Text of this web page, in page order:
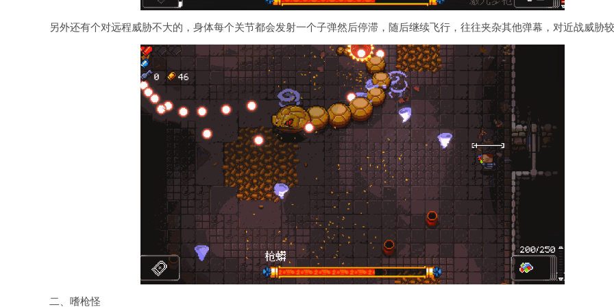
另外还有个对远程威胁不大的，身体每个关节都会发射一个子弹然后停滞，随后继续飞行，往往夹杂其他弹幕，对近战威胁
二、嗜枪怪